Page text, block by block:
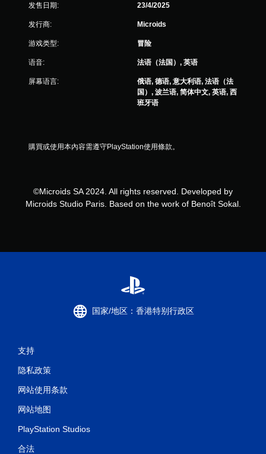
发售日期: 23/4/2025
发行商: Microids
游戏类型: 冒险
语音: 法语（法国）, 英语
屏幕语言:
俄语, 德语, 意大利语, 法语（法
国）, 波兰语, 简体中文, 英语, 西
班牙语
購買或使用本內容需遵守PlayStation使用條款。
©Microids SA 2024. All rights reserved. Developed by
Microids Studio Paris. Based on the work of Benoît Sokal.
国家/地区：香港特别行政区
支持
隐私政策
网站使用条款
网站地图
PlayStation Studios
合法